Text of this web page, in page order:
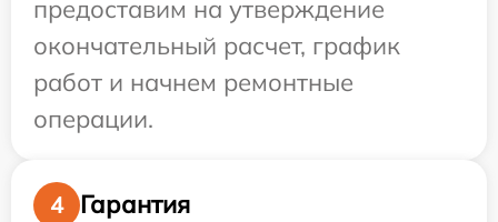
предоставим на утверждение
окончательный расчет, график
работ и начнем ремонтные
операции.
4
Гарантия